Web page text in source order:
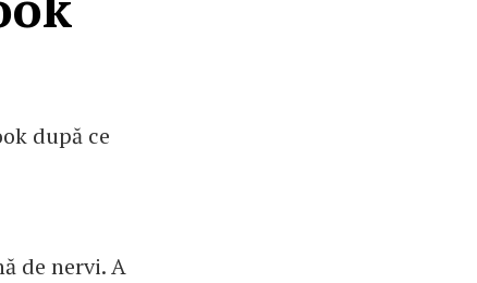
după ce
de nervi. A